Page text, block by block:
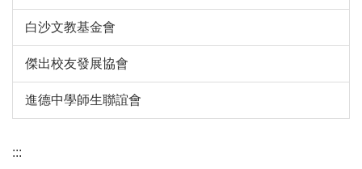
白沙文教基金會
傑出校友發展協會
進德中學師生聯誼會
:::